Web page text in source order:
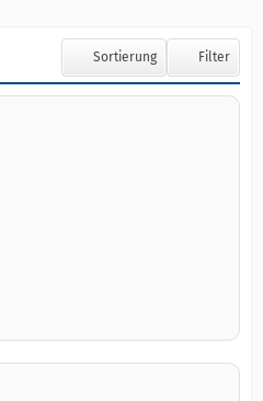
Sortierung Filter